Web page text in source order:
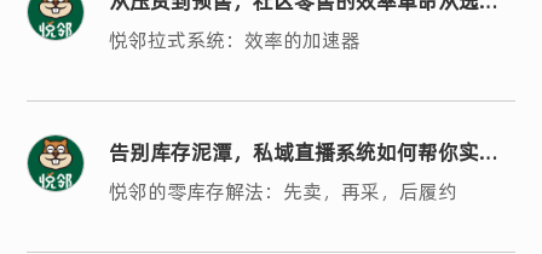
系统开始
悦邻拉式系统：效率的加速器
告别库存泥潭，私域直播系统如何帮你实现
轻运营？
悦邻的零库存解法：先卖，再采，后履约